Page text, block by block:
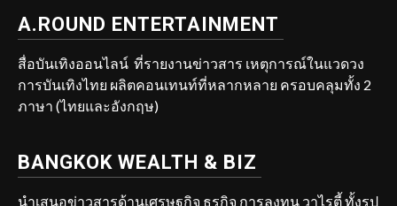
A.ROUND ENTERTAINMENT
สื่อบันเทิงออนไลน์ ที่รายงานข่าวสาร เหตุการณ์ในแวดวง
การบันเทิงไทย ผลิตคอนเทนท์ที่หลากหลาย ครอบคลุมทั้ง 2
ภาษา (ไทยและอังกฤษ)
BANGKOK WEALTH & BIZ
นำเสนอข่าวสารด้านเศรษฐกิจ ธุรกิจ การลงทุน วาไรตี้ ทั้งรูป